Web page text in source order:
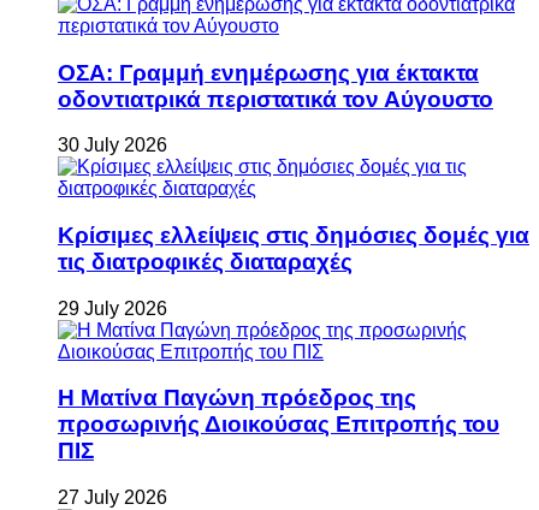
ΟΣΑ: Γραμμή ενημέρωσης για έκτακτα
οδοντιατρικά περιστατικά τον Αύγουστο
30 July 2026
Κρίσιμες ελλείψεις στις δημόσιες δομές για
τις διατροφικές διαταραχές
29 July 2026
Η Ματίνα Παγώνη πρόεδρος της
προσωρινής Διοικούσας Επιτροπής του
ΠΙΣ
27 July 2026